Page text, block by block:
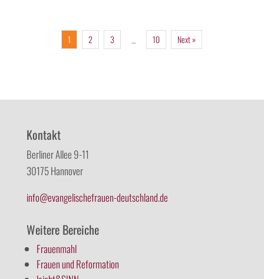
1 2 3 … 10 Next »
Kontakt
Berliner Allee 9-11
30175 Hannover
info@evangelischefrauen-deutschland.de
Weitere Bereiche
Frauenmahl
Frauen und Reformation